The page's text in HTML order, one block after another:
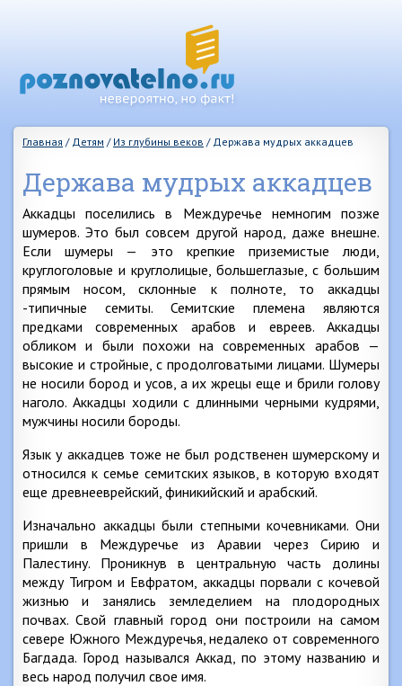
Главная / Детям / Из глубины веков / Держава мудрых аккадцев
Держава мудрых аккадцев
Аккадцы поселились в Междуречье немногим позже
шумеров. Это был совсем другой народ, даже внешне.
Если шумеры — это крепкие приземистые люди,
круглоголовые и круглолицые, большеглазые, с большим
прямым носом, склонные к полноте, то аккадцы
-типичные семиты. Семитские племена являются
предками современных арабов и евреев. Аккадцы
обликом и были похожи на современных арабов —
высокие и стройные, с продолговатыми лицами. Шумеры
не носили бород и усов, а их жрецы еще и брили голову
наголо. Аккадцы ходили с длинными черными кудрями,
мужчины носили бороды.
Язык у аккадцев тоже не был родственен шумерскому и
относился к семье семитских языков, в которую входят
еще древнееврейский, финикийский и арабский.
Изначально аккадцы были степными кочевниками. Они
пришли в Междуречье из Аравии через Сирию и
Палестину. Проникнув в центральную часть долины
между Тигром и Евфратом, аккадцы порвали с кочевой
жизнью и занялись земледелием на плодородных
почвах. Свой главный город они построили на самом
севере Южного Междуречья, недалеко от современного
Багдада. Город назывался Аккад, по этому названию и
весь народ получил свое имя.